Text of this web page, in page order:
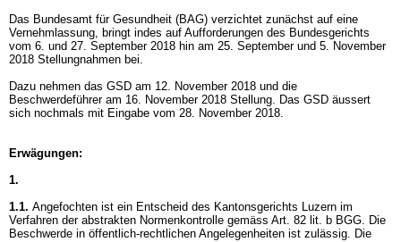
Das Bundesamt für Gesundheit (BAG) verzichtet zunächst auf eine
Vernehmlassung, bringt indes auf Aufforderungen des Bundesgerichts
vom 6. und 27. September 2018 hin am 25. September und 5. November
2018 Stellungnahmen bei.
Dazu nehmen das GSD am 12. November 2018 und die
Beschwerdeführer am 16. November 2018 Stellung. Das GSD äussert
sich nochmals mit Eingabe vom 28. November 2018.
Erwägungen:
1.
1.1. Angefochten ist ein Entscheid des Kantonsgerichts Luzern im
Verfahren der abstrakten Normenkontrolle gemäss Art. 82 lit. b BGG. Die
Beschwerde in öffentlich-rechtlichen Angelegenheiten ist zulässig. Die